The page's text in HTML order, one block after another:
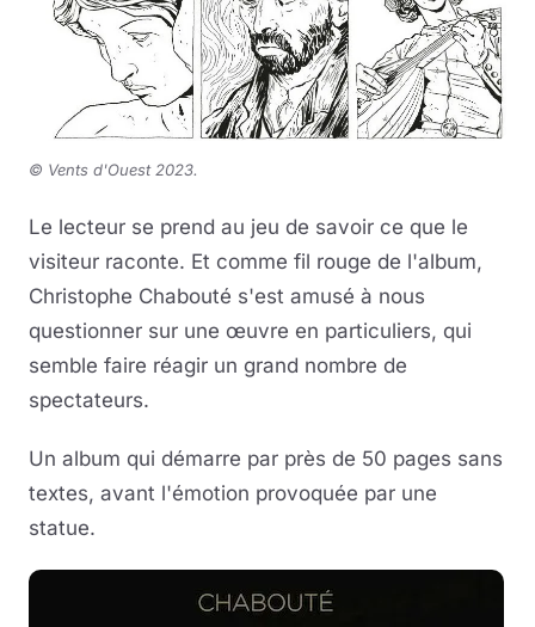
© Vents d'Ouest 2023.
Le lecteur se prend au jeu de savoir ce que le
visiteur raconte. Et comme fil rouge de l'album,
Christophe Chabouté s'est amusé à nous
questionner sur une œuvre en particuliers, qui
semble faire réagir un grand nombre de
spectateurs.
Un album qui démarre par près de 50 pages sans
textes, avant l'émotion provoquée par une
statue.